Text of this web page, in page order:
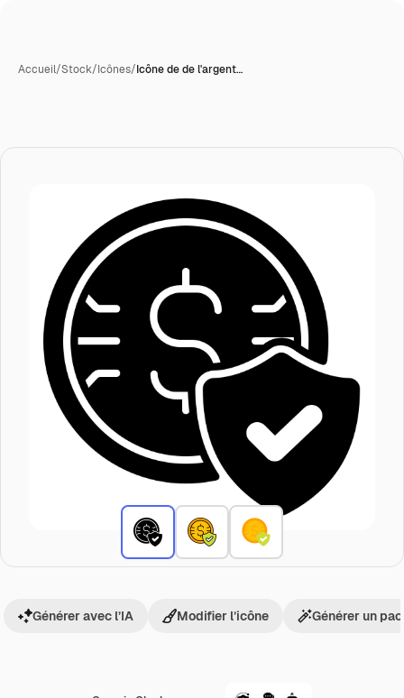
Accueil/Stock/Icônes/Icône de de l'argent…
Générer avec l’IA Modifier l’icône Générer un